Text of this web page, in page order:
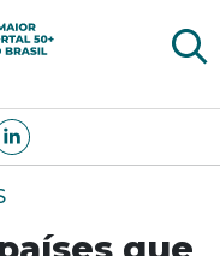
Viva Notícias